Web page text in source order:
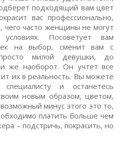
подходящий вам цвет
вас профессионально,
чего часто женщины не могут
Посоветует вам
на выбор, сменит вам с
милой девушки, до
же наоборот. Он учтет все
их в реальность. Вы можете
и останетесь
новым образом, цветом,
минус этого это то,
платить больше чем
– подстричь, покрасить, но